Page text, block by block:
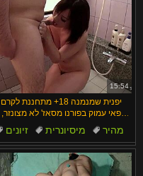
15:54
יפנית שמנמנה 18+ מתחננת לקרם
פאי עמוק בפורנו מסאז' לא מצונזר,
זיונים מיסיונרית
מהיר
דוגי סטייל
כוס